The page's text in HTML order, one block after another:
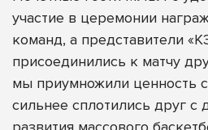
участие в церемонии
команд, а представители
присоединились к матчу
мы приумножили ценность
сильнее сплотились друг с